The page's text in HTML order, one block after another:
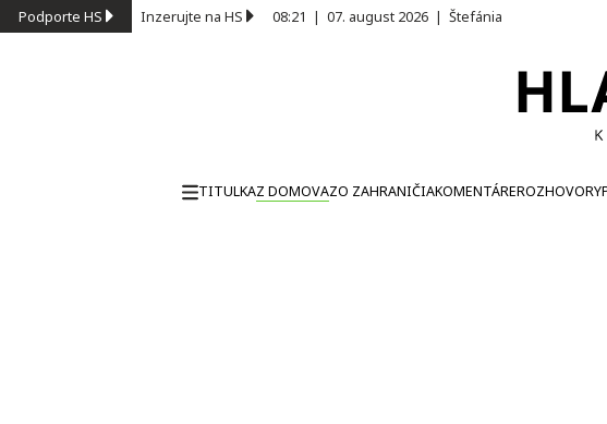
Podporte HS Inzerujte na HS 08:21 | 07. august 2026 | Štefánia
TITULKAZ DOMOVAZO ZAHRANIČIAKOMENTÁREROZHOVORY